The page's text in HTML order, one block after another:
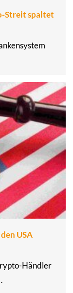
Streit spaltet
USA
Händler